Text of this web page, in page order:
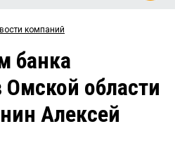
Мнения
Рейтинги
Блоги
Архив
компаний
банка
области
Алексей